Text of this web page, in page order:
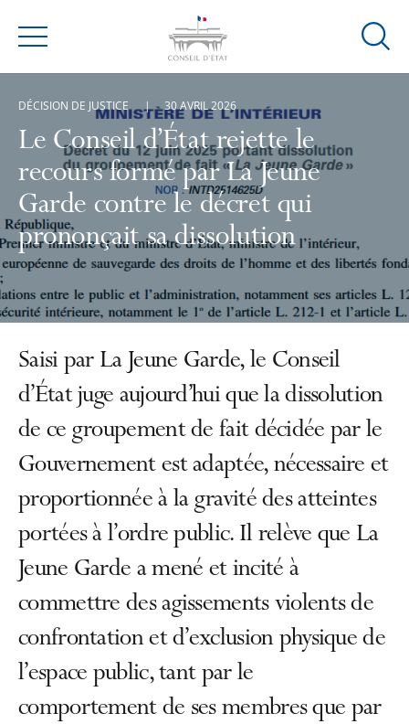
Menu
Ouvrir
Le Conseil d’État rejette le
recours formé par La Jeune
Garde contre le décret qui
prononçait sa dissolution
DÉCISION DE JUSTICE 30 AVRIL 2026
Saisi par La Jeune Garde, le Conseil
d’État juge aujourd’hui que la dissolution
de ce groupement de fait décidée par le
Gouvernement est adaptée, nécessaire et
proportionnée à la gravité des atteintes
portées à l’ordre public. Il relève que La
Jeune Garde a mené et incité à
commettre des agissements violents de
confrontation et d’exclusion physique de
l’espace public, tant par le
comportement de ses membres que par